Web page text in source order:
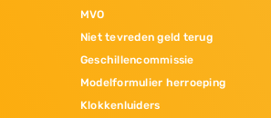
MVO
Niet tevreden geld terug
Geschillencommissie
Modelformulier herroeping
Klokkenluiders